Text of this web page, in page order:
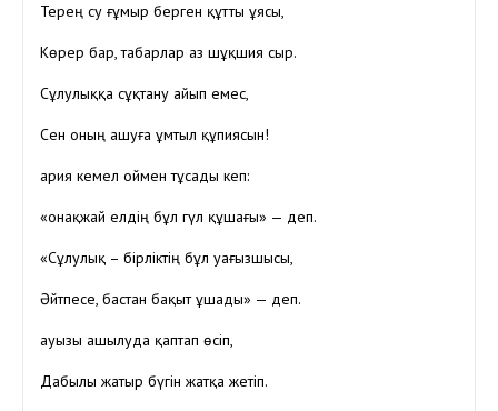
Терең су ғұмыр берген құтты ұясы,
Көрер бар, табарлар аз шұқшия сыр.
Сұлулыққа сұқтану айып емес,
Сен оның ашуға ұмтыл құпиясын!
Қария кемел оймен тұсады кеп:
«Қонақжай елдің бұл гүл құшағы» — деп.
«Сұлулық – бірліктің бұл уағызшысы,
Әйтпесе, бастан бақыт ұшады» — деп.
Қауызы ашылуда қаптап өсіп,
Дабылы жатыр бүгін жатқа жетіп.